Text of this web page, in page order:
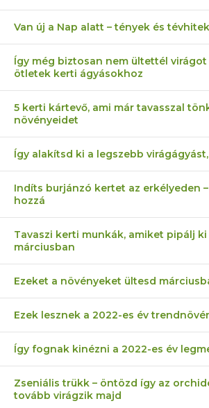
Van új a Nap alatt – tények és
Így még biztosan nem ültettél virágot
ötletek kerti ágyásokhoz
5 kerti kártevő, ami már tavasszal
növényeidet
Így alakítsd ki a legszebb
Indíts burjánzó kertet az erkélyeden
hozzá
Tavaszi kerti munkák, amiket pipálj
márciusban
Ezeket a növényeket ültesd
Ezek lesznek a 2022-es év
Így fognak kinézni a 2022-es év
Zseniális trükk – öntözd így az
tovább virágzik majd